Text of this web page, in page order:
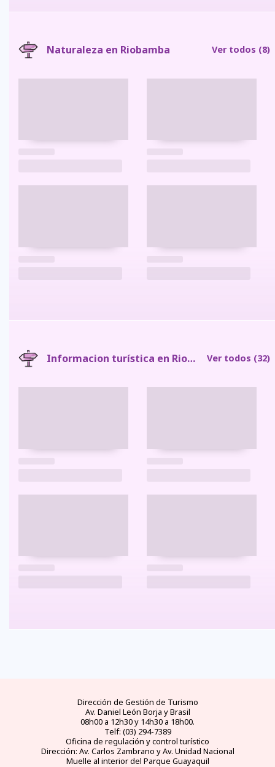
Naturaleza en Riobamba Ver todos (8)
Informacion turística en Riobamba Ver todos (32)
Dirección de Gestión de Turismo
Av. Daniel León Borja y Brasil
08h00 a 12h30 y 14h30 a 18h00.
Telf: (03) 294-7389
Oficina de regulación y control turístico
Dirección: Av. Carlos Zambrano y Av. Unidad Nacional
Muelle al interior del Parque Guayaquil